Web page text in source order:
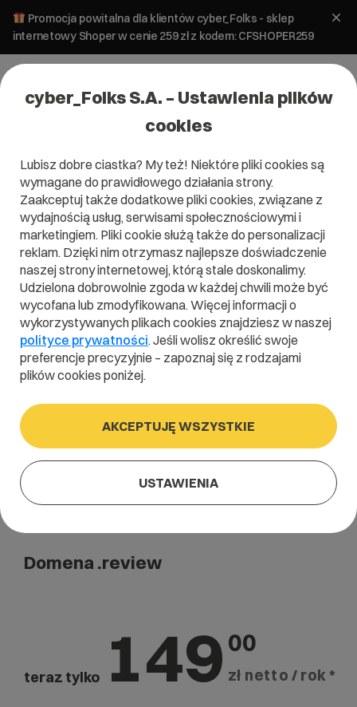
Promocja powitalna dla klientów cyber_Folks - sklep
internetowy Shoper w cenie 259 zł z kodem: CFSHOPER259
Domena .review
Podziel się swoją opinią
.review
Szukaj
Domena .review
teraz tylko 149 00
zł netto / rok *
cyber_Folks S.A. – Ustawienia plików
cookies
Lubisz dobre ciastka? My też! Niektóre pliki cookies są
wymagane do prawidłowego działania strony.
Zaakceptuj także dodatkowe pliki cookies, związane z
wydajnością usług, serwisami społecznościowymi i
marketingiem. Pliki cookie służą także do personalizacji
reklam. Dzięki nim otrzymasz najlepsze doświadczenie
naszej strony internetowej, którą stale doskonalimy.
Udzielona dobrowolnie zgoda w każdej chwili może być
wycofana lub zmodyfikowana. Więcej informacji o
wykorzystywanych plikach cookies znajdziesz w naszej
polityce prywatności. Jeśli wolisz określić swoje
preferencje precyzyjnie – zapoznaj się z rodzajami
plików cookies poniżej.
AKCEPTUJĘ WSZYSTKIE
USTAWIENIA